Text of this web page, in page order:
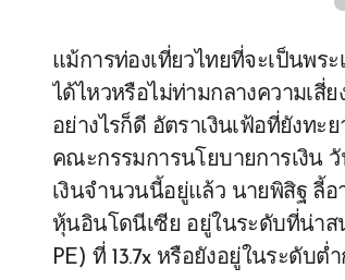
แม้การท่องเที่ยวไทยที่จะเป็นพร
ได้ไหวหรือไม่ท่ามกลางความเสี่
อย่างไรก็ดี อัตราเงินเฟ้อที่ยังท
คณะกรรมการนโยบายการเงิน
เงินจำนวนนี้อยู่แล้ว นายพิสิฐ ลี้
หุ้นอินโดนีเซีย อยู่ในระดับที่น่าส
PE) ที่ 13.7x หรือยังอยู่ในระดับต่